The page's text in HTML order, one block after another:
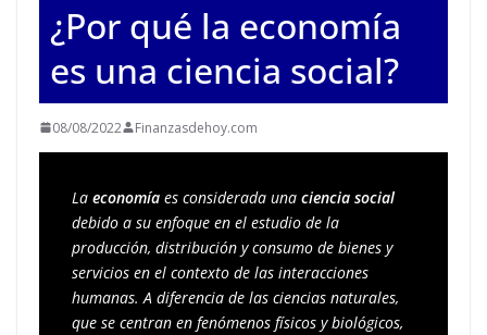
¿Por qué la economía
es una ciencia social?
08/08/2022 Finanzasdehoy.com
La economía es considerada una ciencia social
debido a su enfoque en el estudio de la
producción, distribución y consumo de bienes y
servicios en el contexto de las interacciones
humanas. A diferencia de las ciencias naturales,
que se centran en fenómenos físicos y biológicos,